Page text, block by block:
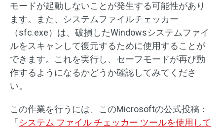
モードが起動しないことが発生する可能性があり
ます。また、システムファイルチェッカー
（sfc.exe）は、破損したWindowsシステムファイ
ルをスキャンして復元するために使用することが
できます。これを実行し、セーフモードが再び動
作するようになるかどうか確認してみてくださ
い。
この作業を行うには、このMicrosoftの公式投稿：
「 システム ファイル チェッカー ツールを使用して